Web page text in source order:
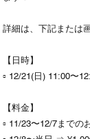
詳細は、下記または
【日時】
▫️ 12/21(日) 11:00〜
【料金】
▫️ 11/23〜12/7までの